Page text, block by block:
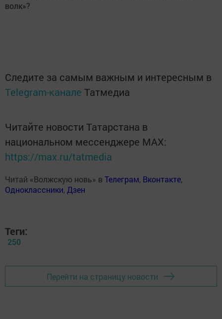
волк»?
Следите за самым важным и интересным в
Telegram-канале Татмедиа
Читайте новости Татарстана в
национальном мессенджере MАХ:
https://max.ru/tatmedia
Читай «Волжскую новь» в Телеграм, Вконтакте,
Одноклассники,Дзен
Теги:
250
Перейти на страницу новости